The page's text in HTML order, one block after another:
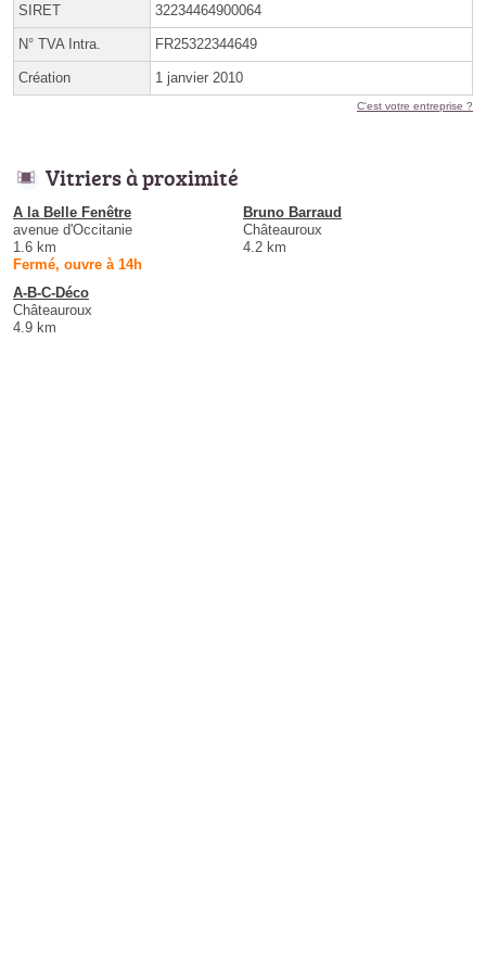
SIRET 32234464900064
N° TVA Intra. FR25322344649
Création 1 janvier 2010
C'est votre entreprise ?
Vitriers à proximité
A la Belle Fenêtre
avenue d'Occitanie
1.6 km
Fermé, ouvre à 14h
Bruno Barraud
Châteauroux
4.2 km
A-B-C-Déco
Châteauroux
4.9 km